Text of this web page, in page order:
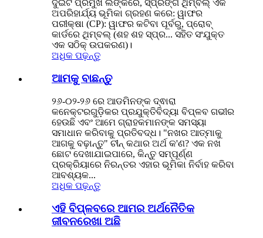
ଦୁଇଟି ପ୍ରମୁଖ ଲିଙ୍କରେ, ସ୍ପ୍ରିଙ୍ଗ ଥିମ୍ବଲ୍ ଏକ
ଅପରିହାର୍ଯ୍ୟ ଭୂମିକା ଗ୍ରହଣ କରେ: ୱାଫର
ପରୀକ୍ଷା (CP): ୱାଫର କଟିବା ପୂର୍ବରୁ, ପ୍ରୋବ୍
କାର୍ଡରେ ଥିମ୍ବଲ୍ (ଶହ ଶହ ସ୍ପ୍ର... ସହିତ ସଂଯୁକ୍ତ
ଏକ ସଠିକ୍ ଉପକରଣ)।
ଅଧିକ ପଢ଼ନ୍ତୁ
ଆମକୁ ବାଛନ୍ତୁ
୨୬-୦୨-୨୬ ରେ ଆଡମିନଙ୍କ ଦ୍ଵାରା
କନେକ୍ଟରଗୁଡ଼ିକର ପ୍ରଯୁକ୍ତିବିଦ୍ୟା ବିପ୍ଳବ ଗଭୀର
ହେଉଛି ଏବଂ ଆମେ ଗ୍ରାହକମାନଙ୍କ ସମସ୍ୟା
ସମାଧାନ କରିବାକୁ ପ୍ରତିବଦ୍ଧ। "ନଖର ଆତ୍ମାକୁ
ଆଗକୁ ବଢ଼ାନ୍ତୁ" ଚୀନ୍ କଥାର ଅର୍ଥ କ'ଣ? ଏକ ନଖ
ଛୋଟ ଦେଖାଯାଇପାରେ, କିନ୍ତୁ ସମ୍ପୂର୍ଣ୍ଣ
ପ୍ରକ୍ରିୟାରେ ନିରନ୍ତର ଏହାର ଭୂମିକା ନିର୍ବାହ କରିବା
ଆବଶ୍ୟକ...
ଅଧିକ ପଢ଼ନ୍ତୁ
ଏହି ବିପ୍ଳବରେ ଆମର ଅର୍ଥନୈତିକ
ଜୀବନରେଖା ଅଛି